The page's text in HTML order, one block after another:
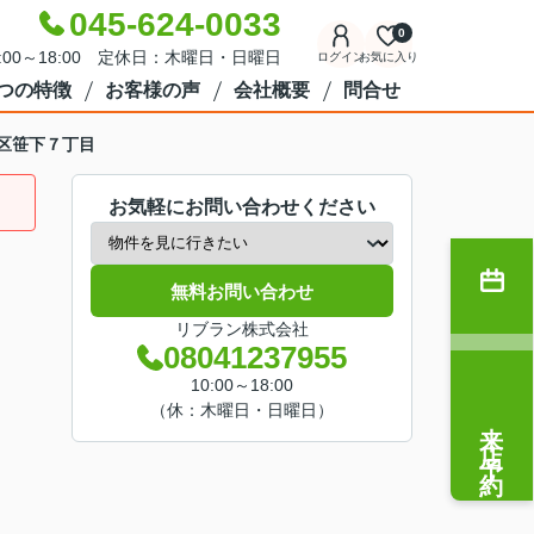
045-624-0033
～18:00 定休日：木曜日・日曜日 ログインお気に入り
0
の特徴 お客様の声 会社概要 問合せ
笹下７丁目
お気軽にお問い合わせください
無料お問い合わせ
リブラン株式会社
08041237955
10:00～18:00
（休：木曜日・日曜日）
来店予約